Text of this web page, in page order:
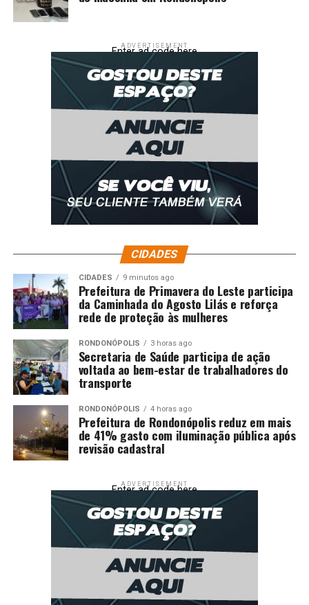
ADVERTISEMENT
Enter ad code here
CIDADES
CIDADES 9 minutos ago
Prefeitura de Primavera do Leste participa
da Caminhada do Agosto Lilás e reforça
rede de proteção às mulheres
RONDONÓPOLIS 3 horas ago
Secretaria de Saúde participa de ação
voltada ao bem-estar de trabalhadores do
transporte
RONDONÓPOLIS 4 horas ago
Prefeitura de Rondonópolis reduz em mais
de 41% gasto com iluminação pública após
revisão cadastral
ADVERTISEMENT
Enter ad code here